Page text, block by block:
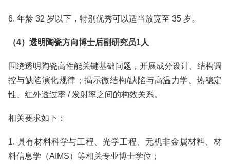
6. 年龄 32 岁以下，特别优秀可以适当放宽至 35 岁。
（4）透明陶瓷方向博士后副研究员1人
围绕透明陶瓷高性能关键基础问题，开展成分设计、结构调
控与缺陷演化规律；揭示微结构/缺陷与高温力学、热稳定
性、红外透过率 / 发射率之间的构效关系。
相关要求如下：
1. 具有材料科学与工程、光学工程、无机非金属材料、材
料信息学（AIMS）等相关专业博士学位；